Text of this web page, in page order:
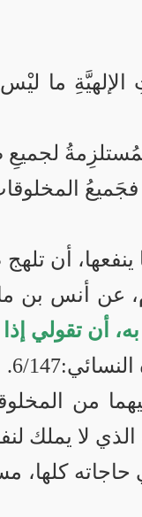
ما
أن
عن أنس
أن تقولي
147.
من
لا يملك
كلها،